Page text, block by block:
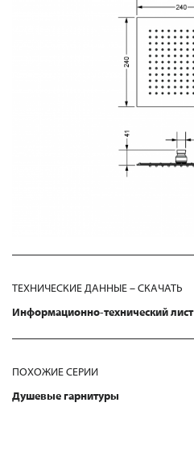
ТЕХНИЧЕСКИЕ ДАННЫЕ – СКАЧАТЬ
Информационно-технический лист
ПОХОЖИЕ СЕРИИ
Душевые гарнитуры